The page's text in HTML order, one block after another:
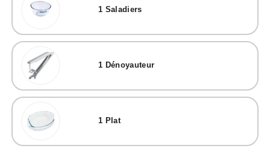
1 Saladiers
1 Dénoyauteur
1 Plat